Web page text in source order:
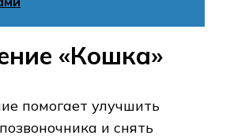
«Кошка»
помогает улучшить
и снять